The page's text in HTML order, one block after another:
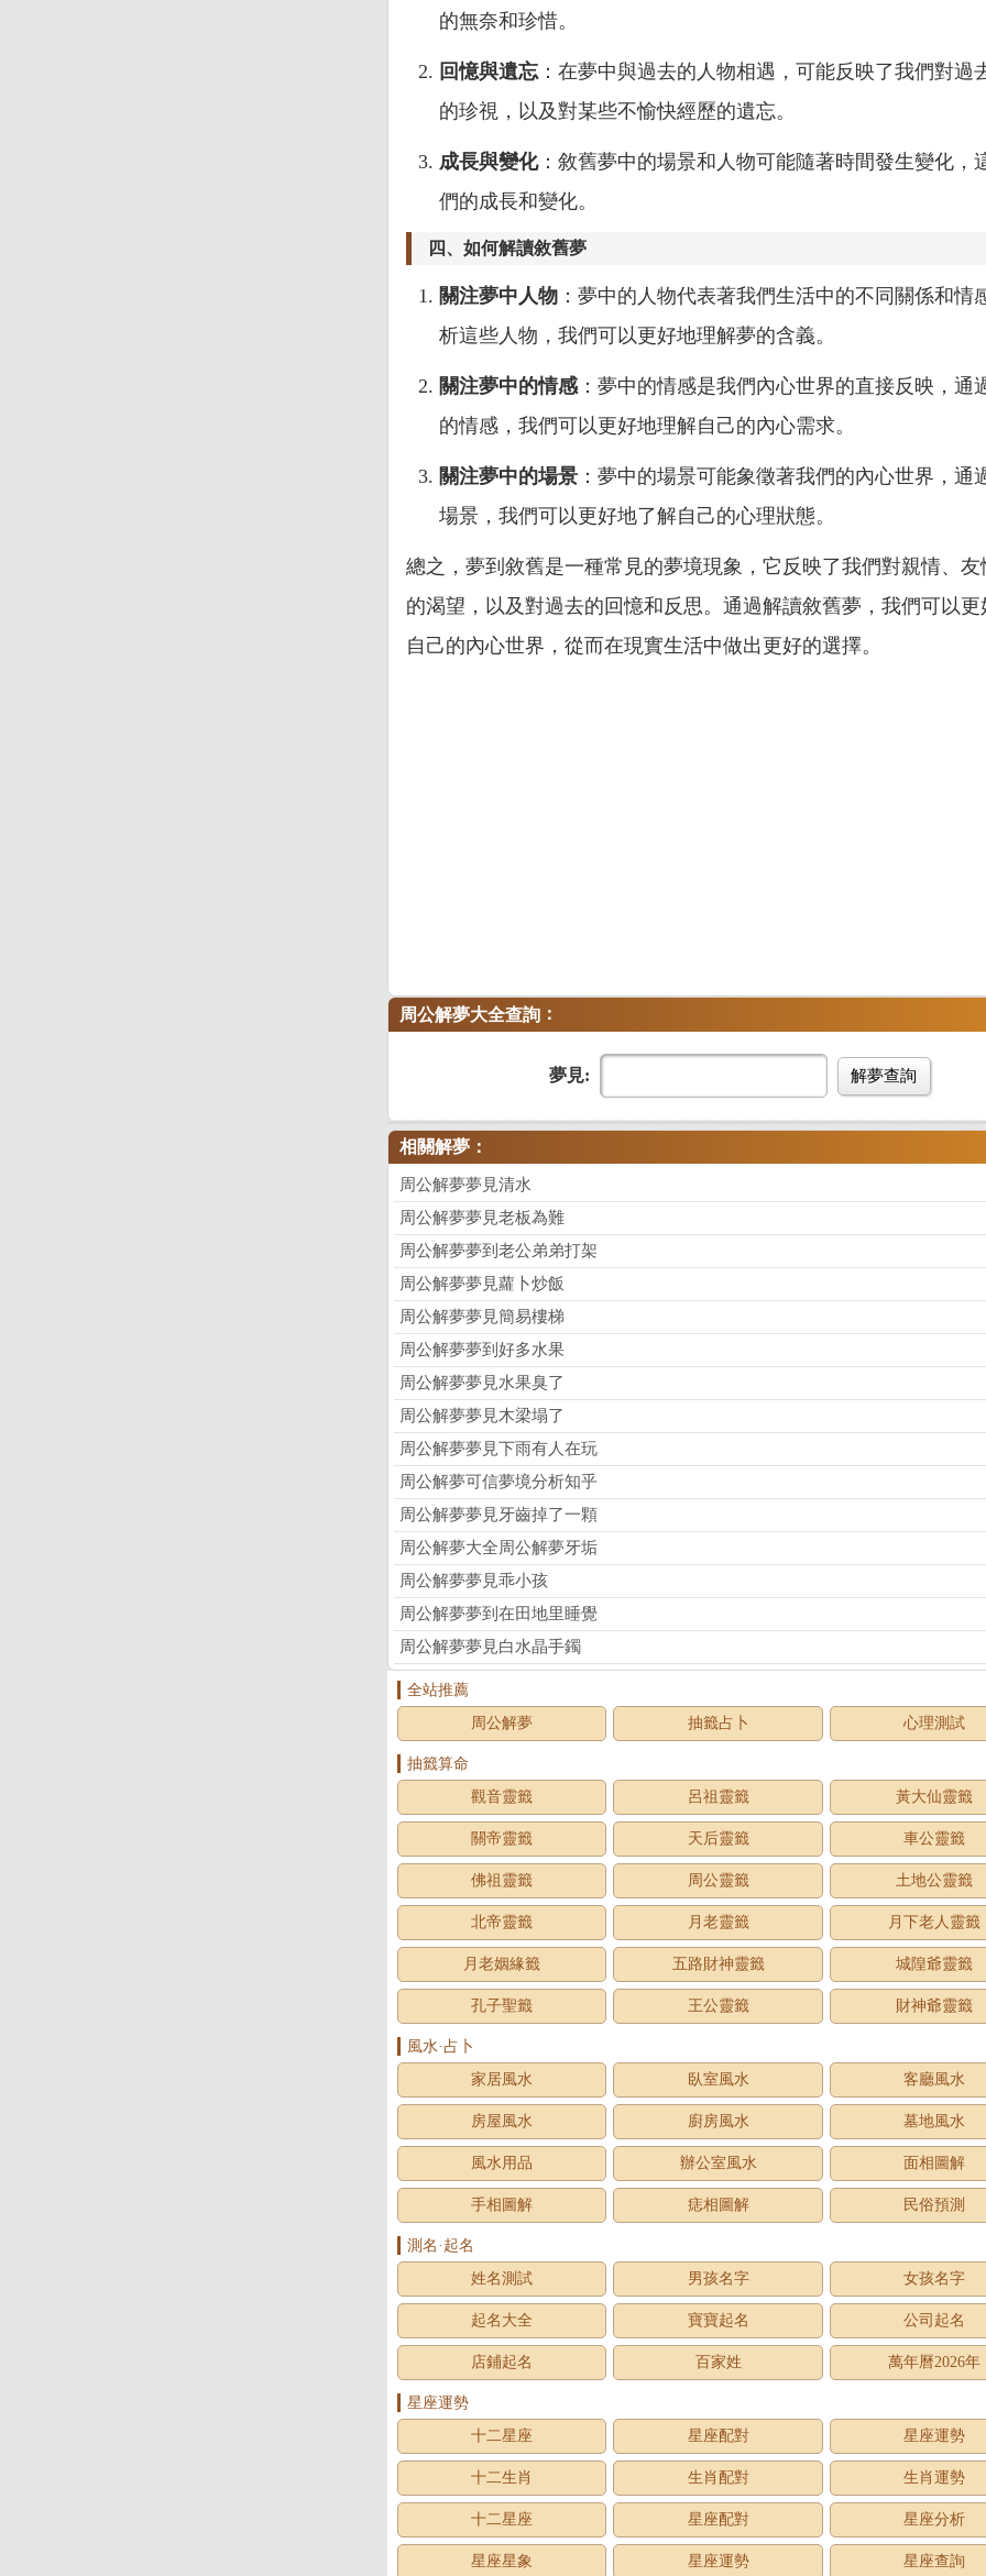
的無奈和珍惜。
回憶與遺忘：在夢中與過去的人物相遇，可能反映了我們對過
的珍視，以及對某些不愉快經歷的遺忘。
成長與變化：敘舊夢中的場景和人物可能隨著時間發生變化，
們的成長和變化。
四、如何解讀敘舊夢
關注夢中人物 ：夢中的人物代表著我們生活中的不同關係和情
析這些人物，我們可以更好地理解夢的含義。
關注夢中的情感：夢中的情感是我們內心世界的直接反映，通
的情感，我們可以更好地理解自己的內心需求。
關注夢中的場景 ：夢中的場景可能象徵著我們的內心世界，通
場景，我們可以更好地了解自己的心理狀態。
總之，夢到敘舊是一種常見的夢境現象，它反映了我們對親情、友
的渴望，以及對過去的回憶和反思。通過解讀敘舊夢，我們可以更
自己的內心世界，從而在現實生活中做出更好的選擇。
周公解夢大全查詢 ：
夢見: 解夢查詢
相關解夢：
周公解夢夢見清水
周公解夢夢見老板為難
周公解夢夢到老公弟弟打架
周公解夢夢見蘿卜炒飯
周公解夢夢見簡易樓梯
周公解夢夢到好多水果
周公解夢夢見水果臭了
周公解夢夢見木梁塌了
周公解夢夢見下雨有人在玩
周公解夢可信夢境分析知乎
周公解夢夢見牙齒掉了一顆
周公解夢大全周公解夢牙垢
周公解夢夢見乖小孩
周公解夢夢到在田地里睡覺
周公解夢夢見白水晶手鐲
全站推薦
周公解夢
抽籤占卜 心理測試
抽籤算命
觀音靈籤
呂祖靈籤 黃大仙靈籤
關帝靈籤 天后靈籤 車公靈籤
佛祖靈籤 周公靈籤 土地公靈籤
北帝靈籤 月老靈籤 月下老人靈籤
月老姻緣籤 五路財神靈籤 城隍爺靈籤
孔子聖籤 王公靈籤 財神爺靈籤
風水·占卜
家居風水
臥室風水 客廳風水
房屋風水 廚房風水 墓地風水
風水用品 辦公室風水 面相圖解
手相圖解 痣相圖解 民俗預測
測名·起名
姓名測試
男孩名字 女孩名字
起名大全 寶寶起名 公司起名
店鋪起名 百家姓 萬年曆2026年
星座運勢
十二星座
星座配對 星座運勢
十二生肖 生肖配對 生肖運勢
十二星座 星座配對 星座分析
星座星象 星座運勢 星座查詢